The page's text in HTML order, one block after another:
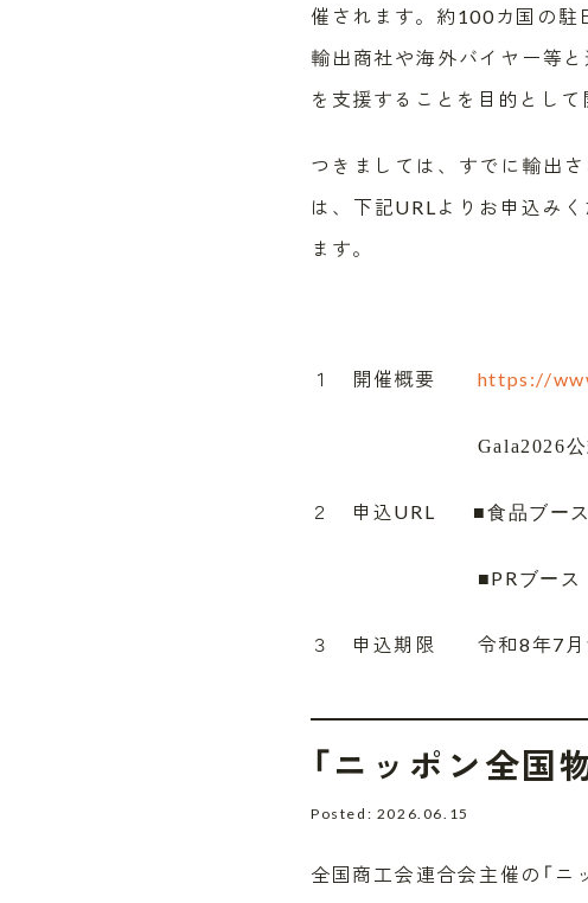
催されます。約100カ国の駐
輸出商社や海外バイヤー等
を支援することを目的として
つきましては、すでに輸出
は、下記URLよりお申込み
ます。
１ 開催概要 https://
Gala2026
２ 申込URL ■食品ブース
■PRブース
３ 申込期限 令和8年7月
「ニッポン全国
Posted: 2026.06.15
全国商工会連合会主催の「